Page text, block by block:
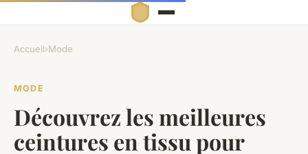
Accueil›Mode
MODE
Découvrez les meilleures
ceintures en tissu pour